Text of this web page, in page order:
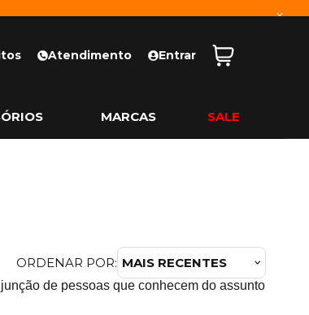
x
Atendimento Entrar
MARCAS SALE
ORDENAR POR: MAIS RECENTES
junção de pessoas que conhecem do assunto